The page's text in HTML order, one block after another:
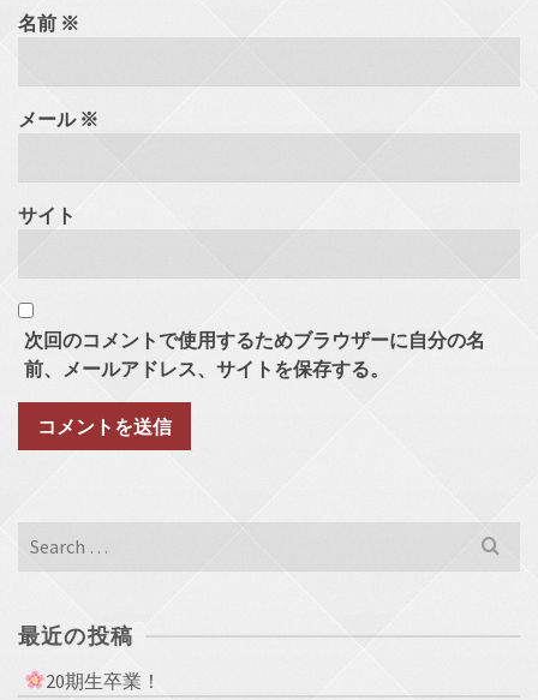
名前 ※
メール ※
サイト
次回のコメントで使用するためブラウザーに自分の名
前、メールアドレス、サイトを保存する。
Search
最近の投稿
20期生卒業！